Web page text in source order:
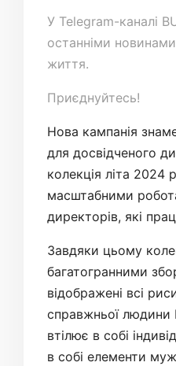
У Telegram-каналі
останніми
життя.
Приєднуйтесь!
Нова кампанія
для досвідченого
колекція літа 2024
масштабними
директорів, які
Завдяки цьому
багатогранними
відображені всі
справжньої людини
втілює в собі
в собі елементи